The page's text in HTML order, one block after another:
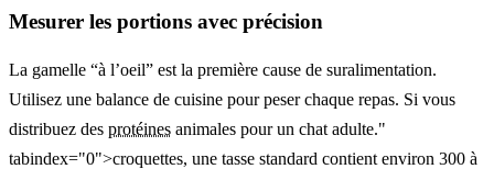
Mesurer les portions avec précision
La gamelle “à l’oeil” est la première cause de suralimentation.
Utilisez une balance de cuisine pour peser chaque repas. Si vous
distribuez des protéines animales pour un chat adulte."
tabindex="0">croquettes, une tasse standard contient environ 300 à